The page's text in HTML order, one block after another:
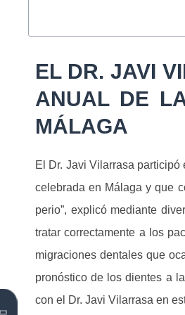
EL DR. JAVI
ANUAL DE
MÁLAGA
El Dr. Javi Vilarrasa
celebrada en Málaga y que
perio”, explicó mediante
tratar correctamente a los
migraciones dentales que
pronóstico de los dientes a
con el Dr. Javi Vilarrasa en